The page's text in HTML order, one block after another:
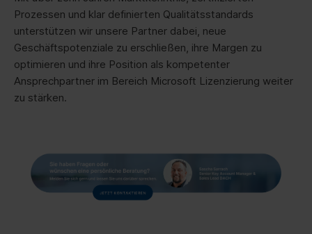
Prozessen und klar definierten Qualitätsstandards
unterstützen wir unsere Partner dabei, neue
Geschäftspotenziale zu erschließen, ihre Margen zu
optimieren und ihre Position als kompetenter
Ansprechpartner im Bereich Microsoft Lizenzierung weiter
zu stärken.